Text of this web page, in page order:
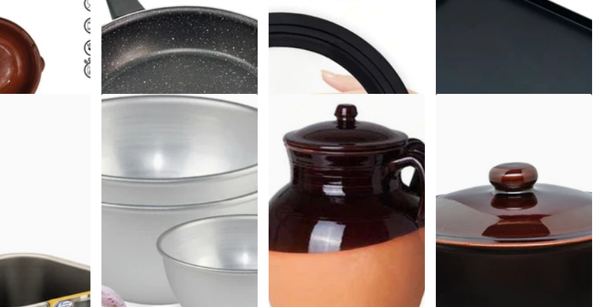
per ciascun articolo
opzioni
€16,59
Visualizza le opzioni
€14,40
Visualizza le opzioni
€21,08